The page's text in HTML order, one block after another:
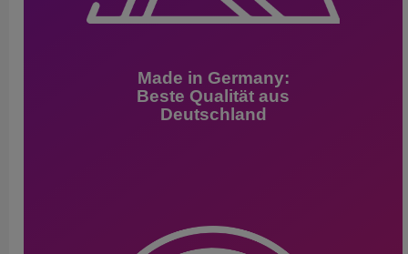
Made in Germany:
Beste Qualität aus
Deutschland